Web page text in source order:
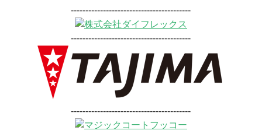
-----------------------------------------
-----------------------------------------
-----------------------------------------